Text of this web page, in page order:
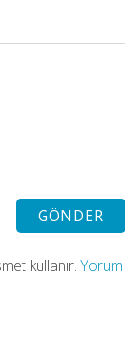
kullanır. Yorum